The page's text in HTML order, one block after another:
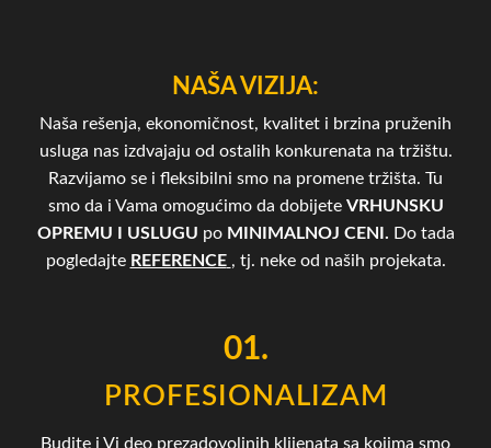
NAŠA VIZIJA:
Naša rešenja, ekonomičnost, kvalitet i brzina pruženih
usluga nas izdvajaju od ostalih konkurenata na tržištu.
Razvijamo se i fleksibilni smo na promene tržišta. Tu
smo da i Vama omogućimo da dobijete VRHUNSKU
OPREMU I USLUGU po MINIMALNOJ CENI. Do tada
pogledajte REFERENCE , tj. neke od naših projekata.
01.
PROFESIONALIZAM
Budite i Vi deo prezadovoljnih klijenata sa kojima smo